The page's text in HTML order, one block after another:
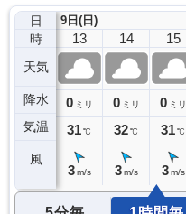
日
時
天気
降水
気温
風
9日(日)
12
0ミリ
30℃
13
0 ミリ
31℃
3 m/s
14
0 ミリ
32℃
3 m/s
15
0 ミリ
31℃
3 m/s